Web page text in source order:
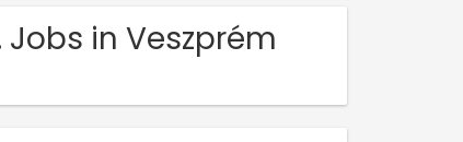
in Veszprém